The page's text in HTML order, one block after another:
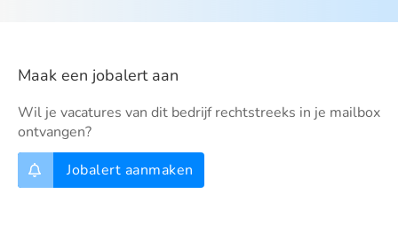
Maak een jobalert aan
Wil je vacatures van dit bedrijf rechtstreeks in je mailbox
ontvangen?
Jobalert aanmaken